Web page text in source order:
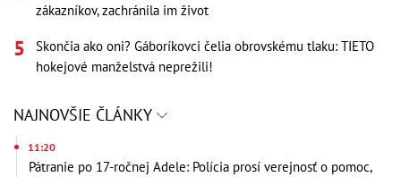
zákazníkov, zachránila im život
Skončia ako oni? Gáboríkovci čelia obrovskému tlaku: TIETO
hokejové manželstvá neprežili!
NAJNOVŠIE ČLÁNKY
11:20
Pátranie po 17-ročnej Adele: Polícia prosí verejnosť o pomoc,